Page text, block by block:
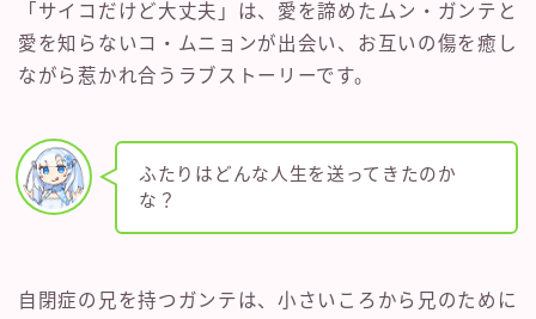
「サイコだけど大丈夫」は、愛を諦めたムン・ガンテと
愛を知らないコ・ムニョンが出会い、お互いの傷を癒し
ながら惹かれ合うラブストーリーです。
ふたりはどんな人生を送ってきたのか
な？
自閉症の兄を持つガンテは、小さいころから兄のために